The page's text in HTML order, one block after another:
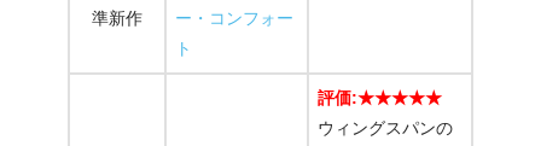
準新作
ー・コンフォー
ト
評価:★★★★★
ウィングスパンの